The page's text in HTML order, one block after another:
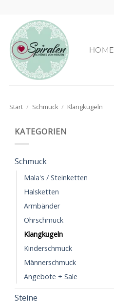
springen
HOME
Start / Schmuck / Klangkugeln
KATEGORIEN
Schmuck
Mala's / Steinketten
Halsketten
Armbänder
Ohrschmuck
Klangkugeln
Kinderschmuck
Männerschmuck
Angebote + Sale
Steine